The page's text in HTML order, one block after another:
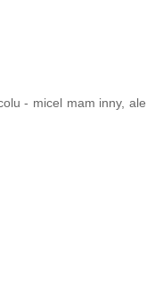
- micel mam inny, ale